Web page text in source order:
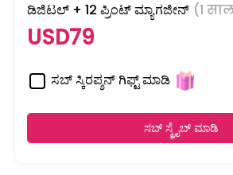
ಡಿಜಿಟಲ್ + 12 ಪ್ರಿಂಟ್ ಮ್ಯಾಗಜೀನ್ (1
USD79
ಸಬ್ ಸ್ಕಿರಪ್ಶನ್ ಗಿಫ್ಟ್ ಮಾಡಿ
ಸಬ್ ಸ್ಕ್ರೈಬ್ ಮಾಡಿ